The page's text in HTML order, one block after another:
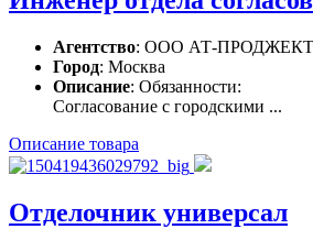
Агентство: ООО АТ-ПРОДЖЕКТ
Город: Москва
Описание: Обязанности:
Согласование с городскими ...
Описание товара
Отделочник универсал